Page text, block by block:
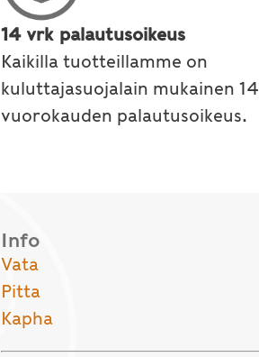
14 vrk palautusoikeus
Kaikilla tuotteillamme on
kuluttajasuojalain mukainen 14
vuorokauden palautusoikeus.
Info
Vata
Pitta
Kapha